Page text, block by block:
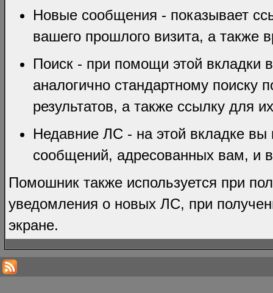
Новые сообщения - показывает
вашего прошлого визита, а также
Поиск - при помощи этой вкладки
аналогично стандартному поиску
результатов, а также ссылку для
Недавние ЛС - на этой вкладке
сообщений, адресованных вам, и
Помошник также используется при
уведомления о новых ЛС, при
экране.